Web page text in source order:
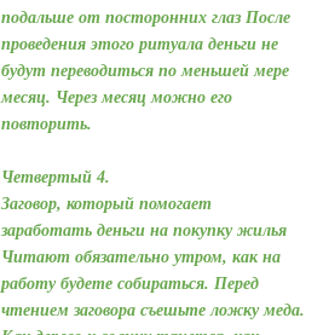
подальше от посторонних глаз После
проведения этого ритуала деньги не
будут переводиться по меньшей мере
месяц. Через месяц можно его
повторить.
Четвертый 4.
Заговор, который помогает
заработать деньги на покупку жилья
Читают обязательно утром, как на
работу будете собираться. Перед
чтением заговора съешьте ложку меда.